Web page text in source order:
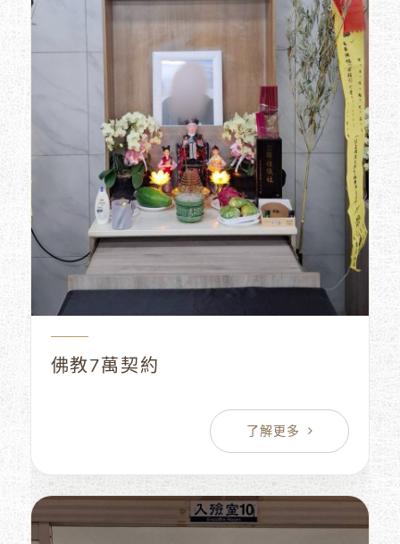
佛教7萬契約